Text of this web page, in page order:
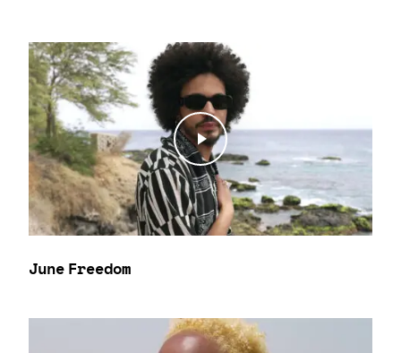
Play Video
Play Video
June Freedom
Play Video